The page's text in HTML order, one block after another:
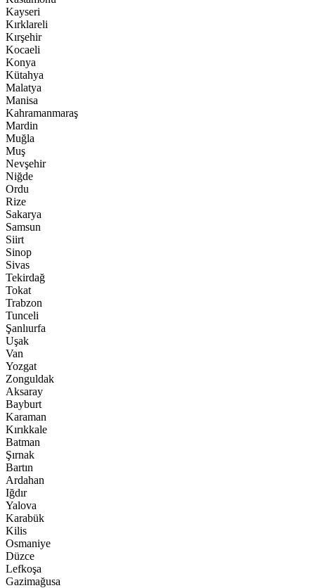
Kayseri
Kırklareli
Kırşehir
Kocaeli
Konya
Kütahya
Malatya
Manisa
Kahramanmaraş
Mardin
Muğla
Muş
Nevşehir
Niğde
Ordu
Rize
Sakarya
Samsun
Siirt
Sinop
Sivas
Tekirdağ
Tokat
Trabzon
Tunceli
Şanlıurfa
Uşak
Van
Yozgat
Zonguldak
Aksaray
Bayburt
Karaman
Kırıkkale
Batman
Şırnak
Bartın
Ardahan
Iğdır
Yalova
Karabük
Kilis
Osmaniye
Düzce
Lefkoşa
Gazimağusa